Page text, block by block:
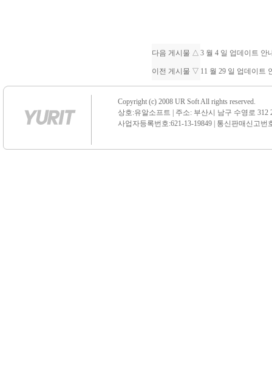
다음 게시물 △ 3 월 4 일 업데이트 안
이전 게시물 ▽ 11 월 29 일 업데이트
Copyright (c) 2008 UR Soft All rights reserved.
상호:유알소프트 | 주소: 부산시 남구 수영로 312
사업자등록번호:621-13-19849 | 통신판매신고번